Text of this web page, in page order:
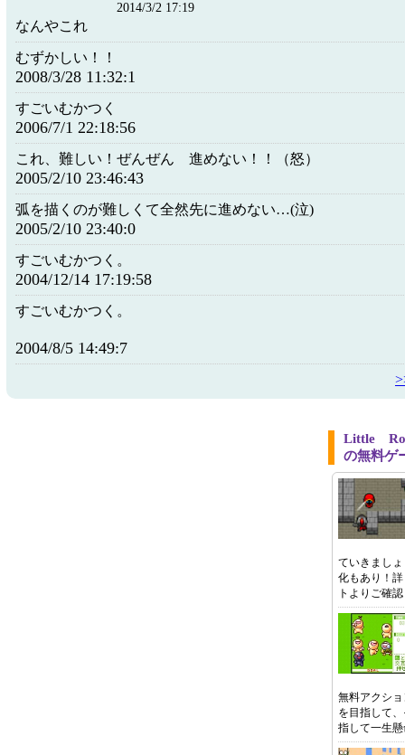
2014/3/2 17:19
なんやこれ
むずかしい！！
2008/3/28 11:32:1
すごいむかつく
2006/7/1 22:18:56
これ、難しい！ぜんぜん 進めない！！（怒）
2005/2/10 23:46:43
弧を描くのが難しくて全然先に進めない…(泣)
2005/2/10 23:40:0
すごいむかつく。
2004/12/14 17:19:58
すごいむかつく。
2004/8/5 14:49:7
Little
の無料ゲ
ていきまし
化もあり！
トよりご確
無料アクシ
を目指して
指して一生